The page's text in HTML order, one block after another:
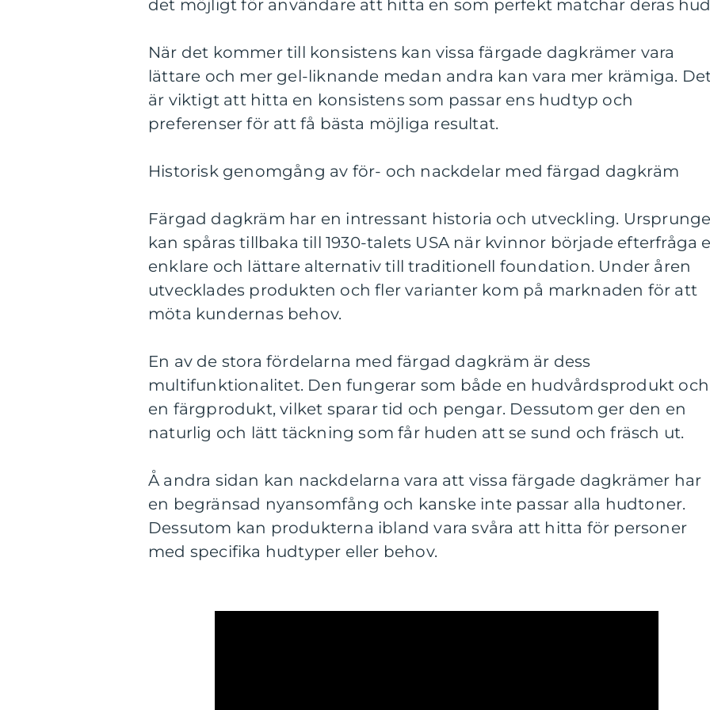
det möjligt för användare att hitta en som perfekt matchar deras
När det kommer till konsistens kan vissa färgade dagkrämer vara
lättare och mer gel-liknande medan andra kan vara mer krämiga.
är viktigt att hitta en konsistens som passar ens hudtyp och
preferenser för att få bästa möjliga resultat.
Historisk genomgång av för- och nackdelar med färgad dagkräm
Färgad dagkräm har en intressant historia och utveckling.
kan spåras tillbaka till 1930-talets USA när kvinnor började efterfråga
enklare och lättare alternativ till traditionell foundation. Under åren
utvecklades produkten och fler varianter kom på marknaden för att
möta kundernas behov.
En av de stora fördelarna med färgad dagkräm är dess
multifunktionalitet. Den fungerar som både en hudvårdsprodukt och
en färgprodukt, vilket sparar tid och pengar. Dessutom ger den en
naturlig och lätt täckning som får huden att se sund och fräsch ut.
Å andra sidan kan nackdelarna vara att vissa färgade dagkrämer har
en begränsad nyansomfång och kanske inte passar alla hudtoner.
Dessutom kan produkterna ibland vara svåra att hitta för personer
med specifika hudtyper eller behov.